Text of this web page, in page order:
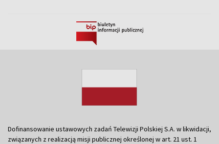
Dofinansowanie ustawowych zadań Telewizji Polskiej S.A. w likwidacji,
związanych z realizacją misji publicznej określonej w art. 21 ust. 1